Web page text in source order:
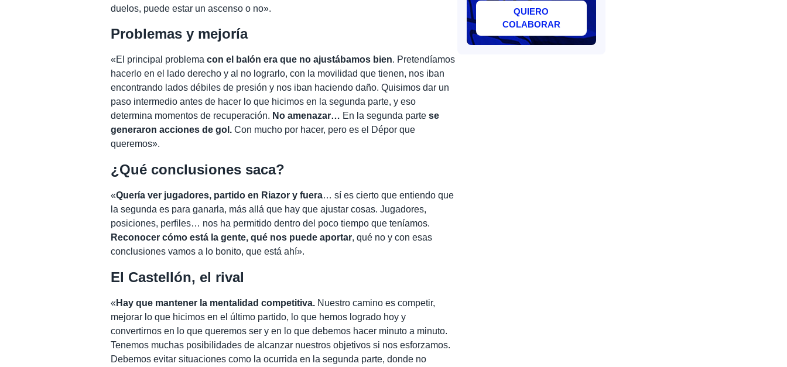
duelos, puede estar un ascenso o no».
Problemas y mejoría
«El principal problemacon el balón era que no ajustábamos bien. Pretendíamos
hacerlo en el lado derecho y al no lograrlo, con la movilidad que tienen, nos iban
encontrando lados débiles de presión y nos iban haciendo daño. Quisimos dar un
paso intermedio antes de hacer lo que hicimos en la segunda parte, y eso
determina momentos de recuperación. No amenazar… En la segunda partese
generaron acciones de gol.Con mucho por hacer, pero es el Dépor que
queremos».
¿Qué conclusiones saca?
«Quería ver jugadores, partido en Riazor y fuera… sí es cierto que entiendo que
la segunda es para ganarla, más allá que hay que ajustar cosas. Jugadores,
posiciones, perfiles… nos ha permitido dentro del poco tiempo que teníamos.
Reconocer cómo está la gente, qué nos puede aportar, qué no y con esas
conclusiones vamos a lo bonito, que está ahí».
El Castellón, el rival
« Hay que mantener la mentalidad competitiva. Nuestro camino es competir,
mejorar lo que hicimos en el último partido, lo que hemos logrado hoy y
convertirnos en lo que queremos ser y en lo que debemos hacer minuto a minuto.
Tenemos muchas posibilidades de alcanzar nuestros objetivos si nos esforzamos.
Debemos evitar situaciones como la ocurrida en la segunda parte, donde no
QUIERO
COLABORAR